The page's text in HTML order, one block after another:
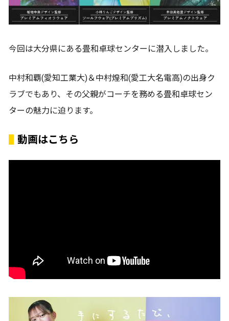
今回は大分県にある畳和卓球センターに潜入しました。
中村和覇(愛知工業大)＆中村煌和(愛工大名電高)の出身ク
ラブでもあり、その父親がコーチを務める畳和卓球セン
ターの魅力に迫ります。
動画はこちら